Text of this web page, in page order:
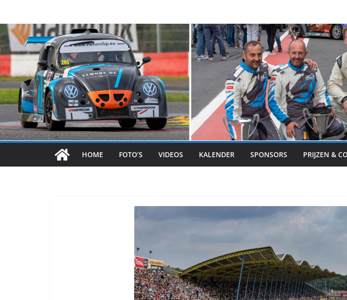
content
HOME FOTO’S VIDEOS KALENDER SPONSORS PRIJZEN &